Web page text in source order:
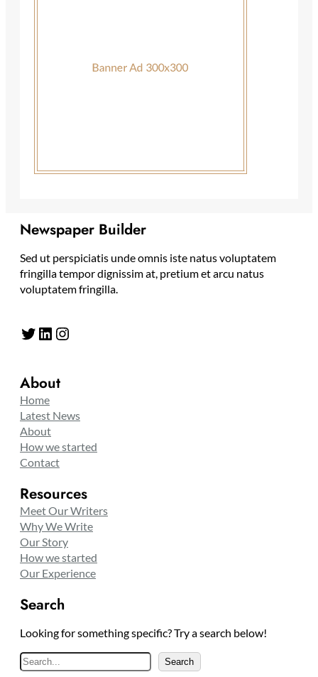
Newspaper Builder
Sed ut perspiciatis unde omnis iste natus voluptatem
fringilla tempor dignissim at, pretium et arcu natus
voluptatem fringilla.
Twitter LinkedIn Instagram
About
Home
Latest News
About
How we started
Contact
Resources
Meet Our Writers
Why We Write
Our Story
How we started
Our Experience
Search
Looking for something specific? Try a search below!
S
e
Search